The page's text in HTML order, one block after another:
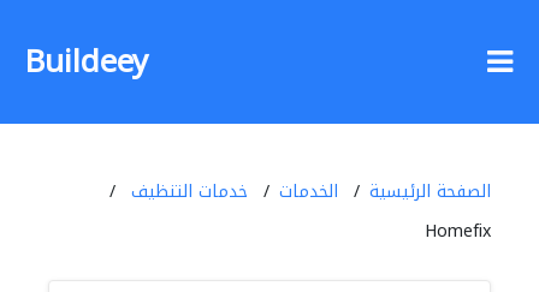
Buildeey
الصفحة الرئيسية الخدمات
خدمات التنظيف
Homefix